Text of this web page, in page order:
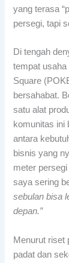
yang terasa
persegi, tapi
Di tengah
tempat
Square
bersahabat.
satu alat
komunitas ini
antara
bisnis yang
meter
saya sering
sebulan bisa
depan.”
Menurut riset
padat dan